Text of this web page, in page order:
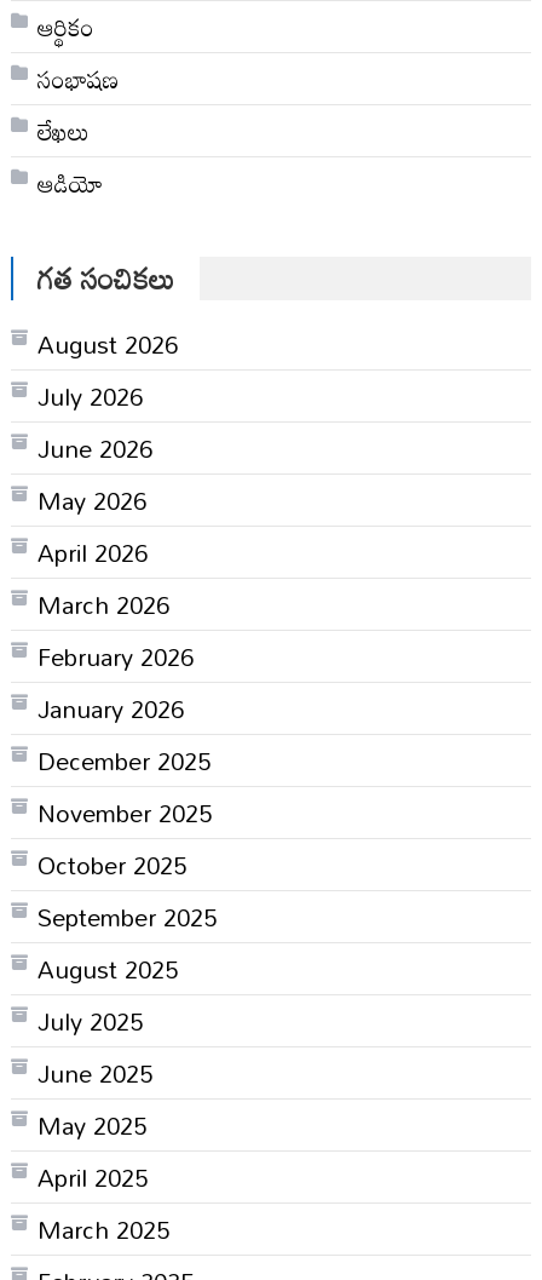
ఆర్థికం
సంభాషణ
లేఖలు
ఆడియో
గత సంచికలు
August 2026
July 2026
June 2026
May 2026
April 2026
March 2026
February 2026
January 2026
December 2025
November 2025
October 2025
September 2025
August 2025
July 2025
June 2025
May 2025
April 2025
March 2025